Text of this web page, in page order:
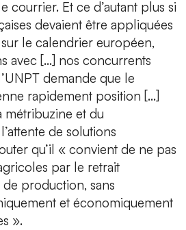
courrier. Et ce d’autant plus si
devaient être appliquées
le calendrier européen,
avec […] nos concurrents
demande que le
rapidement position […]
métribuzine et du
de solutions
qu’il « convient de ne pas
par le retrait
de production, sans
et économiquement
».